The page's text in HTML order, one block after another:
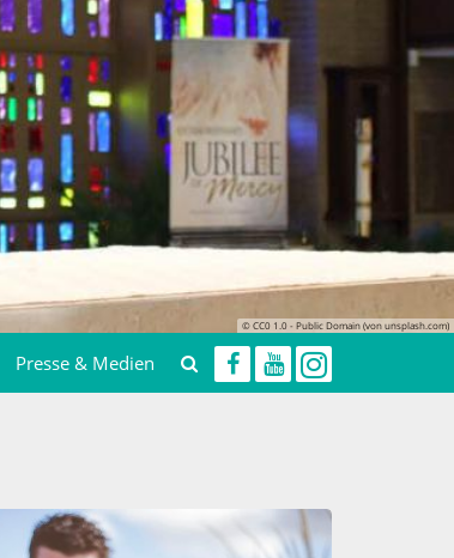
© CC0 1.0 - Public Domain (von pixabay.com)
Presse & Medien